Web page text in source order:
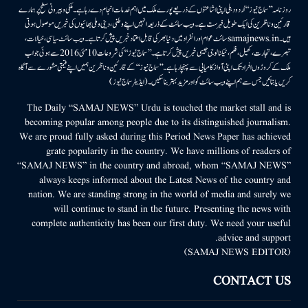
روزنامہ ’’سماج نیوز‘‘ اُردو دہلی اپنی اشاعتوں کے ذریعے پورے ملک میں اہم خدمات انجام دے رہا ہے۔ ملکی وبیرونی سطح پر ہمارے
قارئین وناظرین کی ایک طویل فہرست ہے۔ ویب سائٹ کے ذریعہ انہیں اپنے وطنی، دینی وملی بھائیوں کی خبریں موصول ہوتی
ہیں۔samajnews.inسائٹ عوام اور انفراد میں دنیا بھر کی قابل اعتماد خبریں پیش کرتا ہے۔ ویب سائٹ سیاسی، خیالات،
تبصرے، تجارت، کھیل، فلم، ٹیکنالوجی جیسی خبریں پیش کرتا ہے۔ ’’سماج نیوز‘‘ کی شروعات 10مئی 2016 سے ہوئی جو اب
ملک کے کروڑوں افراد تک اپنی آواز کامیابی سے پہنچا رہا ہے۔ ’’سماج نیوز‘‘ کے قارئین وناظرین ہمیں اپنے قیمتی مشورے سے آگاہ
کریں یا بتائیں جس سے ہم اپنے ویب سائٹ کو اور مزید بہتر بناسکیں۔ (ایڈیٹر سماج نیوز)
The Daily “SAMAJ NEWS” Urdu is touched the market stall and is
becoming popular among people due to its distinguished journalism.
We are proud fully asked during this Period News Paper has achieved
grate popularity in the country. We have millions of readers of
“SAMAJ NEWS” in the country and abroad, whom “SAMAJ NEWS”
always keeps informed about the Latest News of the country and
nation. We are standing strong in the world of media and surely we
will continue to stand in the future. Presenting the news with
complete authenticity has been our first duty. We need your useful
advice and support.
(SAMAJ NEWS EDITOR)
CONTACT US